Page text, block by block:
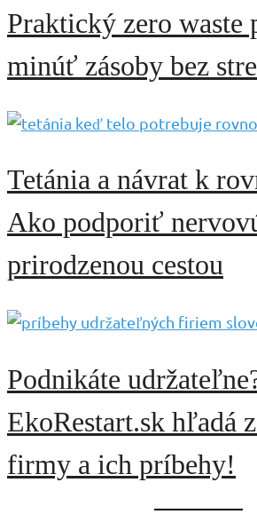
Praktický zero waste
minúť zásoby bez
Tetánia a návrat k
Ako podporiť
prirodzenou cestou
Podnikáte
EkoRestart.sk hľadá
firmy a ich príbehy!